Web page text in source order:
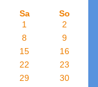
Sa
So
1
2
8
9
15
16
22
23
29
30